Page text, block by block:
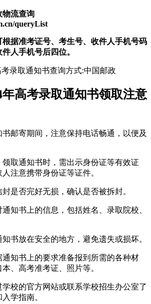
物流查询
queryList
据准考证号、考生号、收件人手机号码
人手机号后四位。
年高考录取通知书领取注意
书邮寄期间，注意保持电话畅通，以便及
领取通知书时，需出示身份证等有效证
注意携带身份证等证件。
封是否完好无损，确认是否被拆封。
通知书上的信息，包括姓名、录取院校、
知书放在安全的地方，避免遗失或损坏。
通知书上的要求准备报到所需的各种材
、高考准考证、照片等。
学校的官方网站或联系学校招生办公室了
学指南。